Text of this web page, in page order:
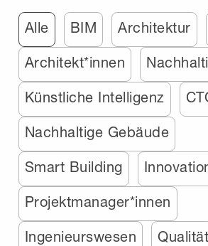
Alle BIM Architektur
Architekt*innen
Künstliche Intelligenz
Nachhaltige Gebäude
Smart Building
Projektmanager*innen
Ingenieurswesen Qualität